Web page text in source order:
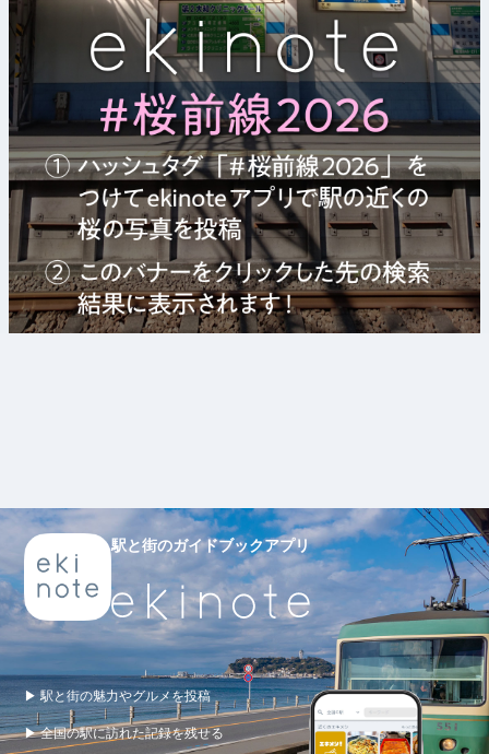
駅と街のガイドブックアプリ
▶ 駅と街の魅力やグルメを投稿
▶ 全国の駅に訪れた記録を残せる